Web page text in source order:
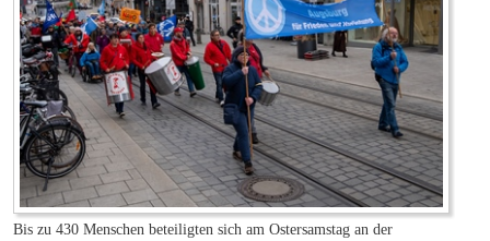
Bis zu 430 Menschen beteiligten sich am Ostersamstag an der